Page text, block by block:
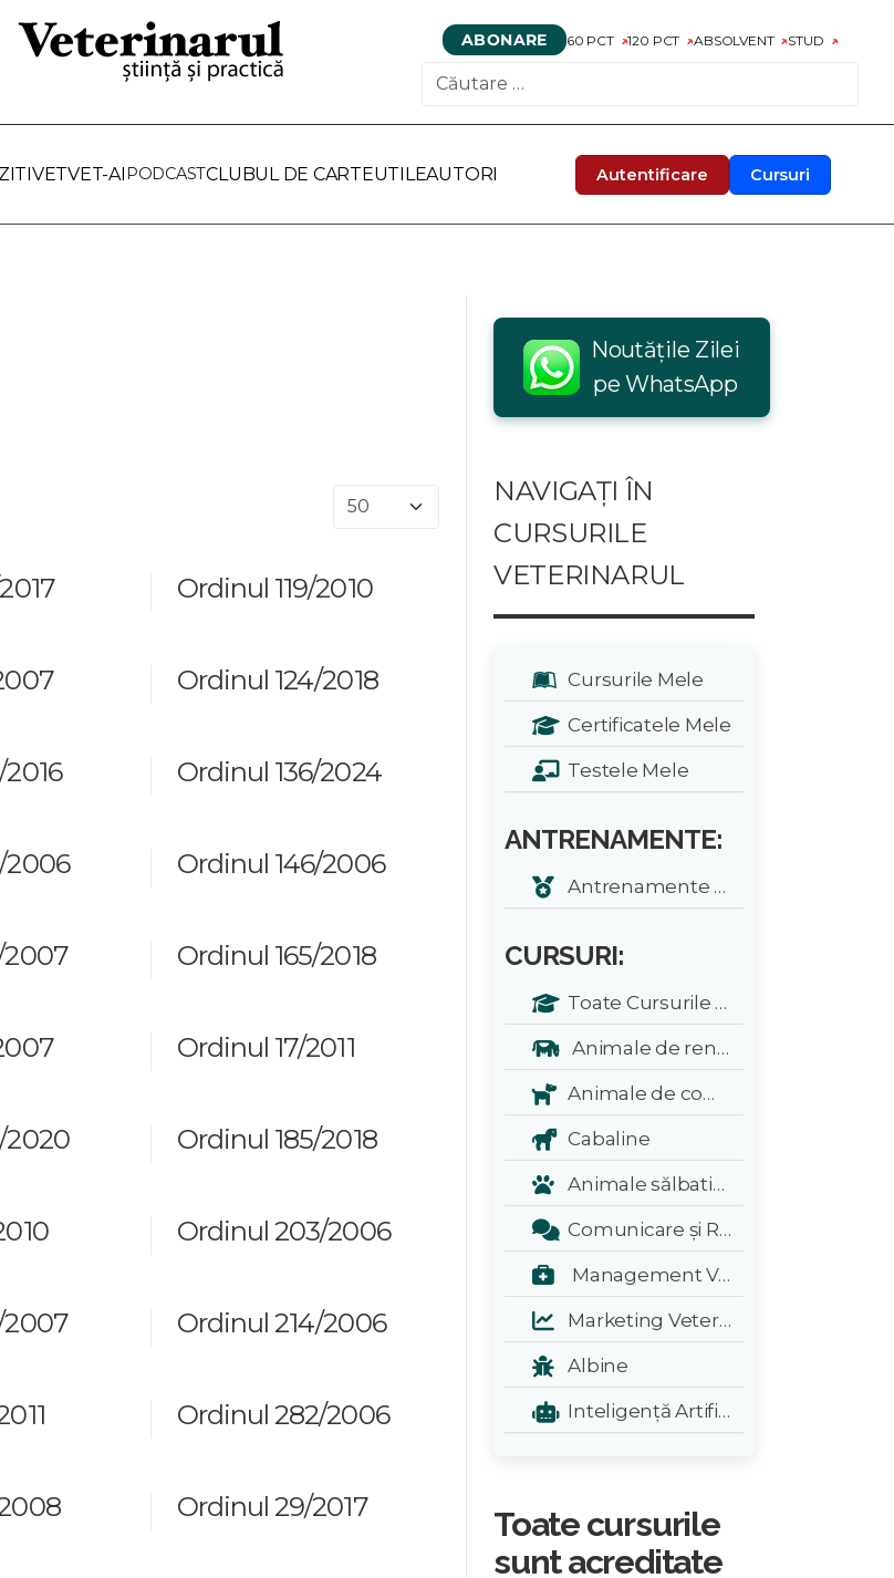
ABONARE 60 PCT 120 PCT ABSOLVENT STUD
Autentificare Cursuri
VET-AIPODCASTCLUBUL DE CARTEUTILEAUTORI
Afișare #
Ordinul 119/2010
Ordinul 124/2018
Ordinul 136/2024
2006 Ordinul 146/2006
2007 Ordinul 165/2018
Ordinul 17/2011
2020 Ordinul 185/2018
Ordinul 203/2006
2007 Ordinul 214/2006
Ordinul 282/2006
Ordinul 29/2017
Noutățile Zilei
pe WhatsApp
NAVIGAȚI ÎN
CURSURILE
VETERINARUL
Cursurile Mele
Certificatele Mele
Testele Mele
ANTRENAMENTE:
Antrenamente zilnice
CURSURI:
Toate Cursurile Veterinarul:
Animale de renta
Animale de companie
Cabaline
Animale sălbatice și exotice
Comunicare și Relații Publice
Management Veterinar
Marketing Veterinar
Albine
Inteligență Artificială - A.I.
Toate cursurile
sunt acreditate